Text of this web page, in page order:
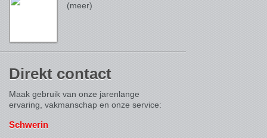
(meer)
Direkt contact
Maak gebruik van onze jarenlange
ervaring, vakmanschap en onze service:
Schwerin